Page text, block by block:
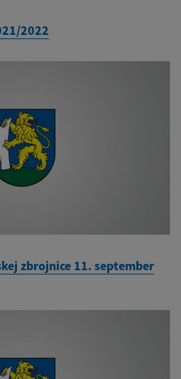
2022
zbrojnice 11. september